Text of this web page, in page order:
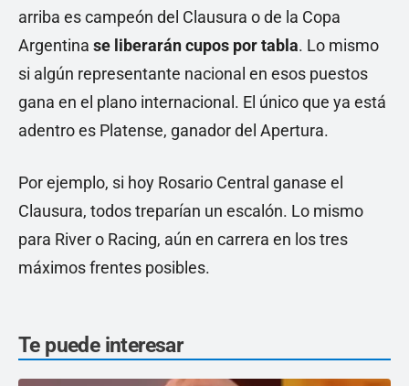
arriba es campeón del Clausura o de la Copa
Argentina se liberarán cupos por tabla. Lo mismo
si algún representante nacional en esos puestos
gana en el plano internacional. El único que ya está
adentro es Platense, ganador del Apertura.
Por ejemplo, si hoy Rosario Central ganase el
Clausura, todos treparían un escalón. Lo mismo
para River o Racing, aún en carrera en los tres
máximos frentes posibles.
Te puede interesar